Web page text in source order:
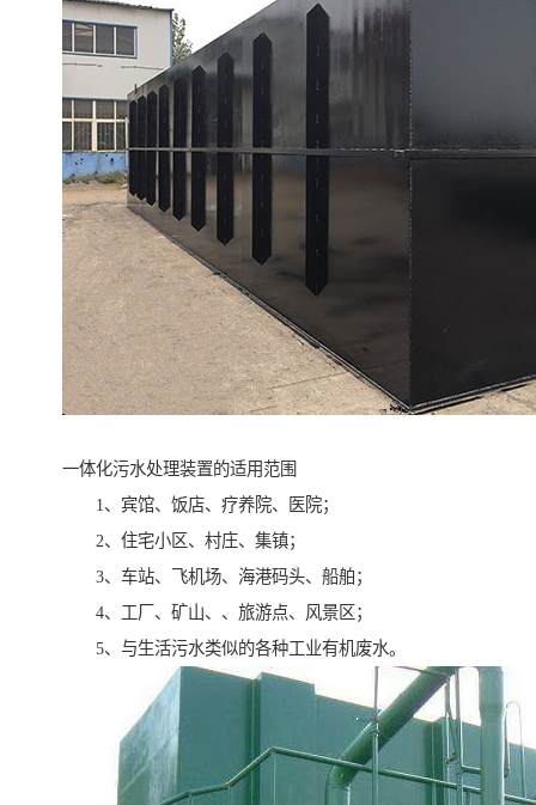
一体化污水处理装置的适用范围
1、宾馆、饭店、疗养院、医院；
2、住宅小区、村庄、集镇；
3、车站、飞机场、海港码头、船舶；
4、工厂、矿山、、旅游点、风景区；
5、与生活污水类似的各种工业有机废水。